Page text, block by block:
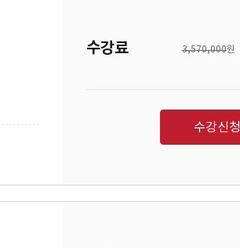
수강료 3,570,000원
수강신청